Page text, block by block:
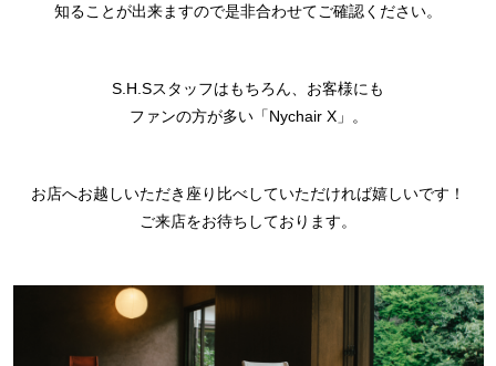
知ることが出来ますので是非合わせてご確認ください。
S.H.Sスタッフはもちろん、お客様にも
ファンの方が多い「Nychair X」。
お店へお越しいただき座り比べしていただければ嬉しいです！
ご来店をお待ちしております。